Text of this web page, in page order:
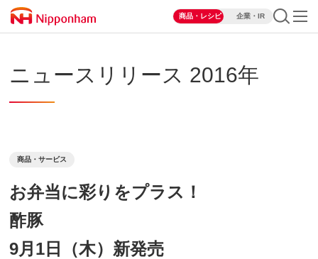
商品・レシピ 企業・IR
ニュースリリース 2016年
商品・サービス
お弁当に彩りをプラス！
酢豚
9月1日（木）新発売